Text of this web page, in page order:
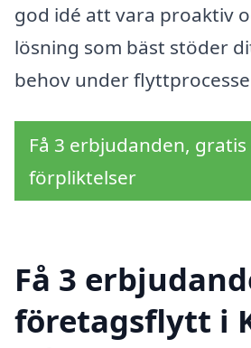
god idé att vara proaktiv
lösning som bäst stöder
behov under
Få 3 erbjudanden,
förpliktelser
Få 3
företagsflytt i